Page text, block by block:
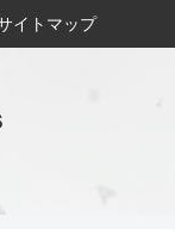
イトマップ